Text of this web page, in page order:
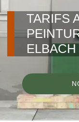
TARIFS